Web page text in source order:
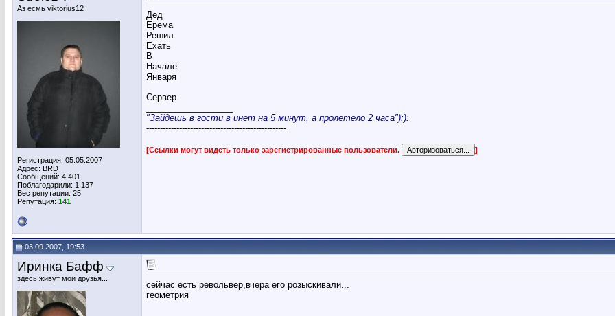
Аз есмь viktorius12
Регистрация: 05.05.2007
Адрес: BRD
Сообщений: 4,401
Поблагодарили: 1,137
Вес репутации: 25
Репутация: 141
Дед
Ерема
Решил
Ехать
В
Начале
Января
Сервер
"Зайдешь в гости в инет на 5 минут, а пролетело 2 часа"):):
---------------------------------------------------
[Ссылки могут видеть только зарегистрированные пользователи. ]
03.09.2007, 19:53
Иринка Бафф
здесь живут мои друзья...
сейчас есть револьвер,вчера его розыскивали...
геометрия